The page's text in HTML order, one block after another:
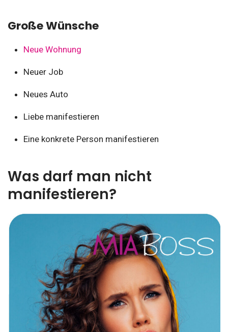
Große Wünsche
Neue Wohnung
Neuer Job
Neues Auto
Liebe manifestieren
Eine konkrete Person manifestieren
Was darf man nicht
manifestieren?